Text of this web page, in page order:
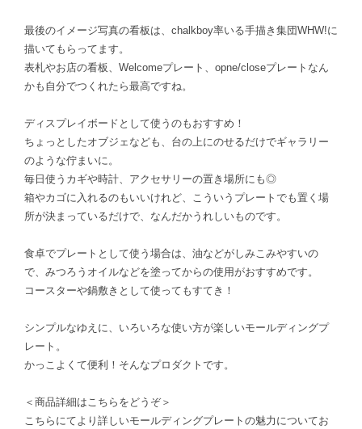
最後のイメージ写真の看板は、chalkboy率いる手描き集団WHW!に
描いてもらってます。
表札やお店の看板、Welcomeプレート、opne/closeプレートなん
かも自分でつくれたら最高ですね。
ディスプレイボードとして使うのもおすすめ！
ちょっとしたオブジェなども、台の上にのせるだけでギャラリー
のような佇まいに。
毎日使うカギや時計、アクセサリーの置き場所にも◎
箱やカゴに入れるのもいいけれど、こういうプレートでも置く場
所が決まっているだけで、なんだかうれしいものです。
食卓でプレートとして使う場合は、油などがしみこみやすいの
で、みつろうオイルなどを塗ってからの使用がおすすめです。
コースターや鍋敷きとして使ってもすてき！
シンプルなゆえに、いろいろな使い方が楽しいモールディングプ
レート。
かっこよくて便利！そんなプロダクトです。
＜商品詳細はこちらをどうぞ＞
こちらにてより詳しいモールディングプレートの魅力についてお